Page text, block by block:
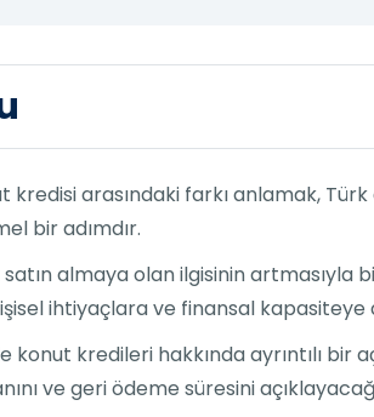
arasındaki farkı anlamak,
bir adımdır.
satın almaya olan ilgisinin
ihtiyaçlara ve finansal
konut kredileri hakkında ayrıntılı
ve geri ödeme süresini